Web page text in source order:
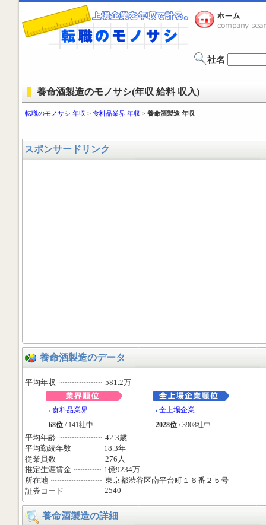
社名
養命酒製造のモノサシ(年収 給料 収入)
転職のモノサシ 年収 > 食料品業界 年収 > 養命酒製造 年収
スポンサードリンク
養命酒製造のデータ
平均年収 581.2万
食料品業界
68位 / 141社中
全上場企業
2028位 / 3908社中
平均年齢
42.3歳
平均勤続年数
18.3年
従業員数
276人
推定生涯賃金
1億9234万
所在地
東京都渋谷区南平台町１６番２５号
証券コード
2540
養命酒製造の詳細